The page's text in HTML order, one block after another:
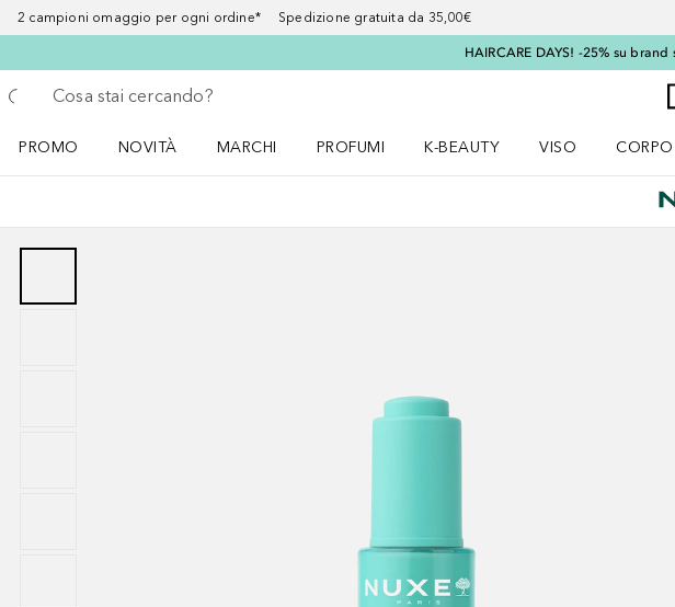
2 campioni omaggio per ogni ordine* Spedizione gratuita da 35,00€
HAIRCARE DAYS! -25% su
Torna indietro
Esegui ricerca
PROMO
NOVITÀ
MARCHI
PROFUMI
K-BEAUTY
VISO
CORPO